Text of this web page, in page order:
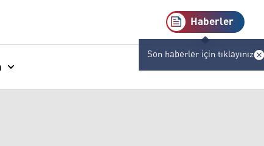
Haberler
Son haberler için tıklayınız